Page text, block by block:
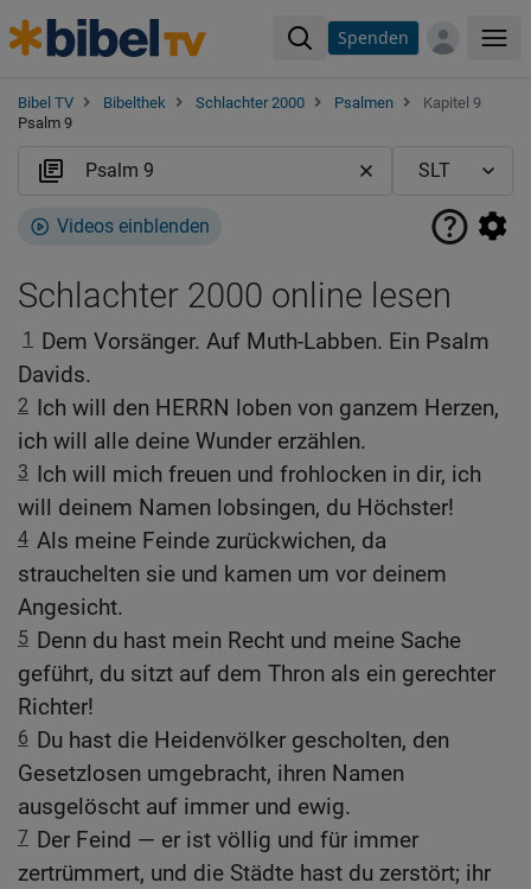
Spenden
Bibel TV Bibelthek Schlachter 2000 Psalmen
Kapitel 9
Psalm 9
Videos einblenden
Schlachter 2000 online lesen
1 Dem Vorsänger. Auf Muth-Labben. Ein Psalm
Davids.
2 Ich will den HERRN loben von ganzem Herzen,
ich will alle deine Wunder erzählen.
3 Ich will mich freuen und frohlocken in dir, ich
will deinem Namen lobsingen, du Höchster!
4 Als meine Feinde zurückwichen, da
strauchelten sie und kamen um vor deinem
Angesicht.
5 Denn du hast mein Recht und meine Sache
geführt, du sitzt auf dem Thron als ein gerechter
Richter!
6 Du hast die Heidenvölker gescholten, den
Gesetzlosen umgebracht, ihren Namen
ausgelöscht auf immer und ewig.
7 Der Feind — er ist völlig und für immer
zertrümmert, und die Städte hast du zerstört; ihr